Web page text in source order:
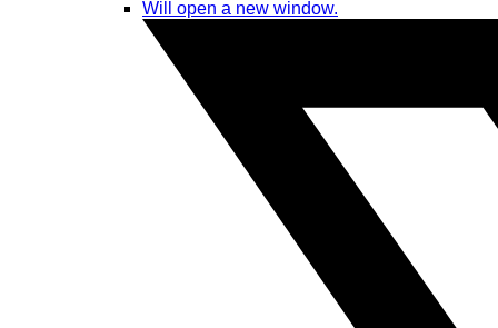
Will open a new window.